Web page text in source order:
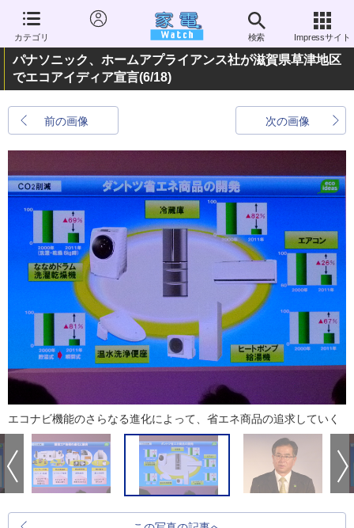
カテゴリ 検索 Impressサイト
パナソニック、ホームアプライアンス社が滋賀県草津地区
でエコアイディア宣言(6/18)
前の画像 次の画像
エコナビ機能のさらなる進化によって、省エネ商品の追求していく